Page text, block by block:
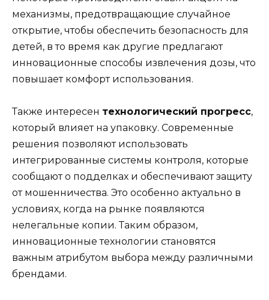
механизмы, предотвращающие случайное
открытие, чтобы обеспечить безопасность для
детей, в то время как другие предлагают
инновационные способы извлечения дозы, что
повышает комфорт использования.
Также интересен технологический прогресс,
который влияет на упаковку. Современные
решения позволяют использовать
интегрированные системы контроля, которые
сообщают о подделках и обеспечивают защиту
от мошенничества. Это особенно актуально в
условиях, когда на рынке появляются
нелегальные копии. Таким образом,
инновационные технологии становятся
важным атрибутом выбора между различными
брендами.